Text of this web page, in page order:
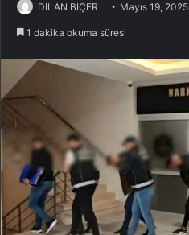
DİLAN BİÇER Mayıs 19, 2025
1 dakika okuma süresi